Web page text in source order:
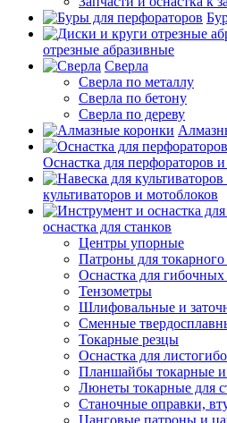
отрезные абразивные
Сверла
Сверла по металлу
Сверла по бетону
Сверла по дереву
Оснастка для перфораторов
культиваторов и мотоблоков
оснастка для станков
Центры упорные
Патроны для токарного
Оснастка для гибочных
Тензометры
Шлифовальные и
Сменные
Токарные резцы
Оснастка для
Планшайбы токарные и
Люнеты токарные для
Станочные оправки,
Цанговые патроны и